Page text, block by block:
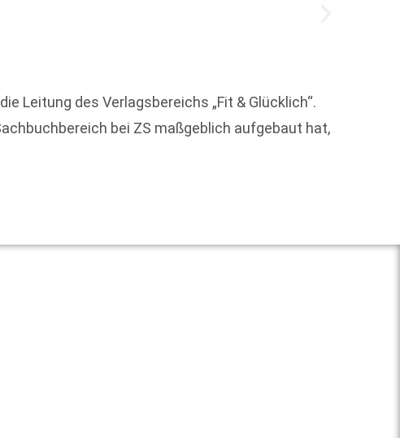
Leitung des Verlagsbereichs „Fit & Glücklich“.
bei ZS maßgeblich aufgebaut hat,